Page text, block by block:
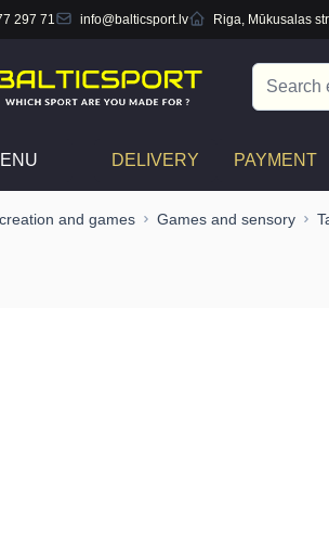
297 71 info@balticsport.lv Riga, Mūkusalas
Search
DELIVERY PAYMENT
and games Games and sensory